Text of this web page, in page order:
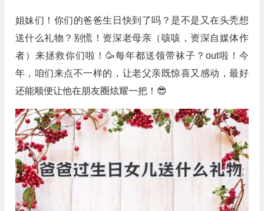
姐妹们！你们的爸爸生日快到了吗？是不是又在头秃想
送什么礼物？别慌！资深老母亲（咳咳，资深自媒体作
者）来拯救你们啦！🥳每年都送领带袜子？out啦！今
年，咱们来点不一样的，让老父亲既惊喜又感动，最好
还能顺便让他在朋友圈炫耀一把！😎